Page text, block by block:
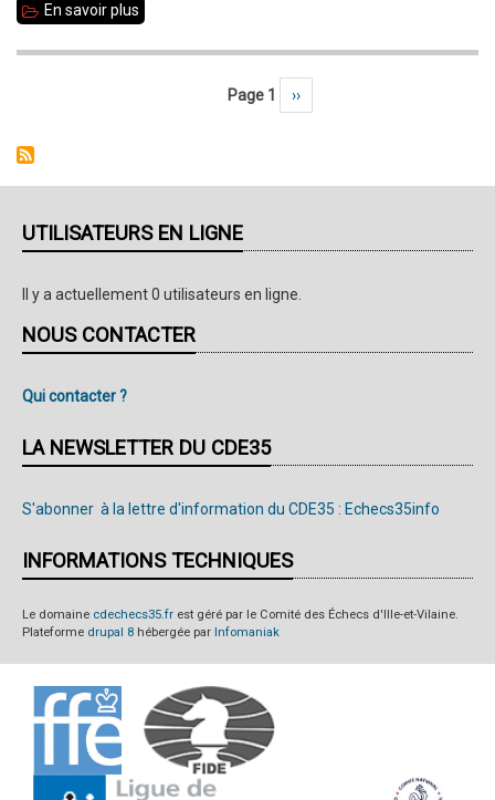
En savoir plus
championnat
au
Bretagne
jeunes
Page 1 Page suivante
››
UTILISATEURS EN LIGNE
Il y a actuellement 0 utilisateurs en ligne.
NOUS CONTACTER
Qui contacter ?
LA NEWSLETTER DU CDE35
S'abonner à la lettre d'information du CDE35 : Echecs35info
INFORMATIONS TECHNIQUES
Le domaine cdechecs35.fr est géré par le Comité des Échecs d'Ille-et-Vilaine.
Plateforme drupal 8 hébergée par Infomaniak